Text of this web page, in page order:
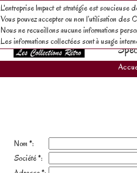
L'entreprise Impact et stratégie est soucieuse
Vous pouvez accepter ou non l’utilisation
Nous ne recueillons aucune informations
Les informations collectées sont à usage
Nom *:
Société *: